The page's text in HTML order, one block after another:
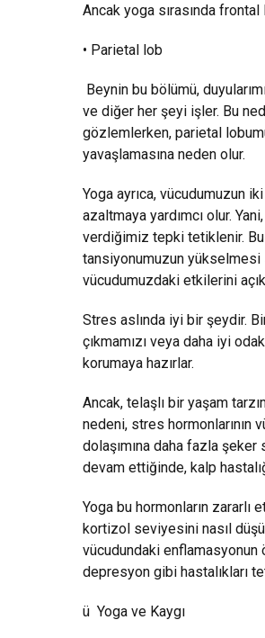
Ancak yoga sırasında
• Parietal lob
Beynin bu bölümü,
ve diğer her şeyi işler. Bu
gözlemlerken, parietal
yavaşlamasına neden olur.
Yoga ayrıca, vücudumuzun
azaltmaya yardımcı olur.
verdiğimiz tepki tetiklenir. Bu
tansiyonumuzun yükselmesi
vücudumuzdaki etkilerini
Stres aslında iyi bir şeydir.
çıkmamızı veya daha iyi
korumaya hazırlar.
Ancak, telaşlı bir yaşam
nedeni, stres hormonlarının
dolaşımına daha fazla şeker
devam ettiğinde, kalp
Yoga bu hormonların zararlı
kortizol seviyesini nasıl
vücudundaki enflamasyonun
depresyon gibi hastalıkları
ü Yoga ve Kaygı